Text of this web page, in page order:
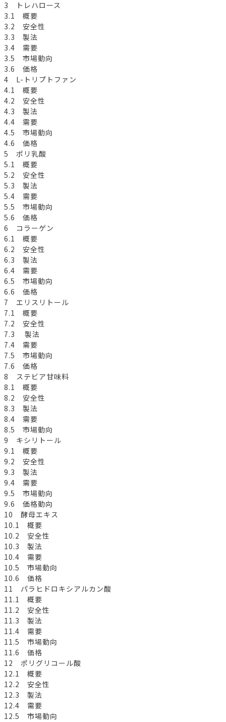
3 トレハロース
3.1 概要
3.2 安全性
3.3 製法
3.4 需要
3.5 市場動向
3.6 価格
4 L-トリプトファン
4.1 概要
4.2 安全性
4.3 製法
4.4 需要
4.5 市場動向
4.6 価格
5 ポリ乳酸
5.1 概要
5.2 安全性
5.3 製法
5.4 需要
5.5 市場動向
5.6 価格
6 コラーゲン
6.1 概要
6.2 安全性
6.3 製法
6.4 需要
6.5 市場動向
6.6 価格
7 エリスリトール
7.1 概要
7.2 安全性
7.3 製法
7.4 需要
7.5 市場動向
7.6 価格
8 ステビア甘味料
8.1 概要
8.2 安全性
8.3 製法
8.4 需要
8.5 市場動向
9 キシリトール
9.1 概要
9.2 安全性
9.3 製法
9.4 需要
9.5 市場動向
9.6 価格動向
10 酵母エキス
10.1 概要
10.2 安全性
10.3 製法
10.4 需要
10.5 市場動向
10.6 価格
11 パラヒドロキシアルカン酸
11.1 概要
11.2 安全性
11.3 製法
11.4 需要
11.5 市場動向
11.6 価格
12 ポリグリコール酸
12.1 概要
12.2 安全性
12.3 製法
12.4 需要
12.5 市場動向